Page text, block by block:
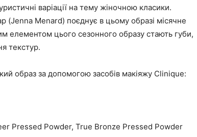
варіації на тему жіночною класики.
Menard) поєднує в цьому образі місячне
елементом цього сезонного образу стають губи,
текстур.
образ за допомогою засобів макіяжу Clinique:
Pressed Powder, True Bronze Pressed Powder